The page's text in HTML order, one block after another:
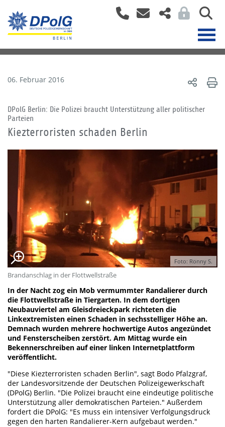
06. Februar 2016
DPolG Berlin: Die Polizei braucht Unterstützung aller politischer
Parteien
Kiezterroristen schaden Berlin
Foto: Ronny S.
Brandanschlag in der Flottwellstraße
In der Nacht zog ein Mob vermummter Randalierer durch
die Flottwellstraße in Tiergarten. In dem dortigen
Neubauviertel am Gleisdreieckpark richteten die
Linkextremisten einen Schaden in sechsstelliger Höhe an.
Demnach wurden mehrere hochwertige Autos angezündet
und Fensterscheiben zerstört. Am Mittag wurde ein
Bekennerschreiben auf einer linken Internetplattform
veröffentlicht.
"Diese Kiezterroristen schaden Berlin", sagt Bodo Pfalzgraf,
der Landesvorsitzende der Deutschen Polizeigewerkschaft
(DPolG) Berlin. "Die Polizei braucht eine eindeutige politische
Unterstützung aller demokratischen Parteien." Außerdem
fordert die DPolG: "Es muss ein intensiver Verfolgungsdruck
gegen den harten Randalierer-Kern aufgebaut werden."